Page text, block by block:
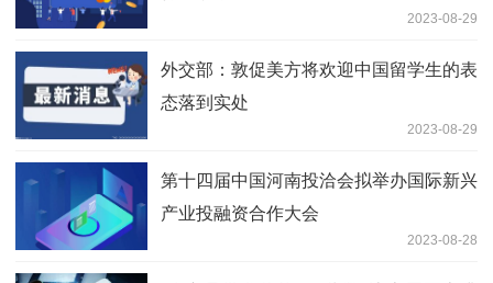
2023-08-29
外交部：敦促美方将欢迎中国留学生的表
态落到实处
2023-08-29
第十四届中国河南投洽会拟举办国际新兴
产业投融资合作大会
2023-08-28